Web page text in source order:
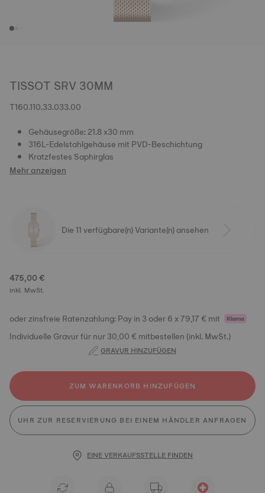
TISSOT SRV 30MM
T160.110.33.033.00
Gehäusegröße: 21.8 x30 mm
316L-Edelstahlgehäuse mit PVD-Beschichtung
Kratzfestes Saphirglas
Mehr anzeigen
Die 11 verfügbare(n) Variante(n) ansehen
475,00 €
inkl. MwSt.
oder zinsfreie Ratenzahlung: Pay in 3 oder 6 x 79,17 € mit
Individuelle Gravur für nur 30,00 € mitbestellen (inkl. MwSt.)
GRAVUR HINZUFÜGEN
ZUM WARENKORB HINZUFÜGEN
UHR ZUR RESERVIERUNG BEI EINEM HÄNDLER ANFRAGEN
EINE VERKAUFSSTELLE FINDEN